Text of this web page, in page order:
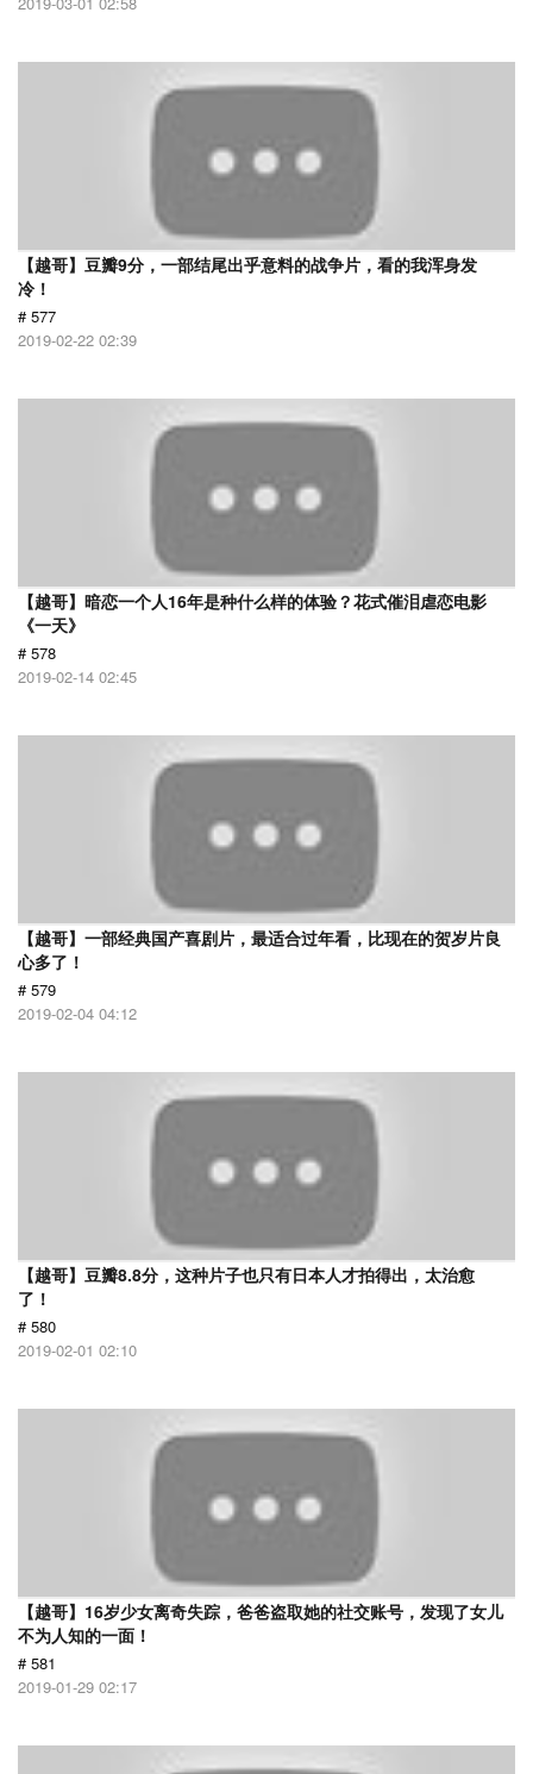
【越哥】豆瓣9分，一部结尾出乎意料的战争片，看的我浑身发
冷！
# 577
2019-02-22 02:39
【越哥】暗恋一个人16年是种什么样的体验？花式催泪虐恋电影
《一天》
# 578
2019-02-14 02:45
【越哥】一部经典国产喜剧片，最适合过年看，比现在的贺岁片良
心多了！
# 579
2019-02-04 04:12
【越哥】豆瓣8.8分，这种片子也只有日本人才拍得出，太治愈
了！
# 580
2019-02-01 02:10
【越哥】16岁少女离奇失踪，爸爸盗取她的社交账号，发现了女儿
不为人知的一面！
# 581
2019-01-29 02:17